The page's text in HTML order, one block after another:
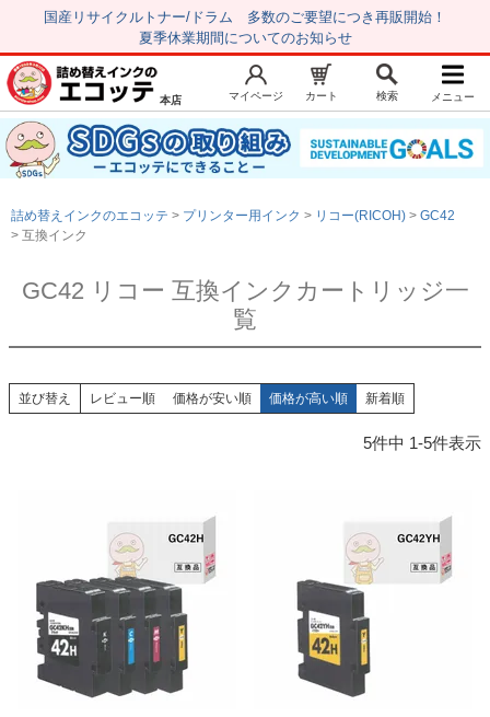
国産リサイクルトナー/ドラム 多数のご要望につき再販開始！
夏季休業期間についてのお知らせ
新規会員登録 マイページ
トップページ お気に入り
注文履歴 レビュー履歴
初心者用セット
キャノンインク
互換インクボトル
互換インクカートリッジ
再生インクカートリッジ
記事を探す
お客様の声
本店 マイページ カート 検索 メニュー
詰め替えインクのエコッテ プリンター用インク リコー(RICOH)
GC42
互換インク
GC42 リコー 互換インクカートリッジ一
覧
並び替え レビュー順 価格が安い順 価格が高い順 新着順
5件中 1-5件表示